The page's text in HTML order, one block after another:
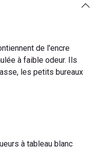
de l'encre
à faible odeur. Ils
les petits bureaux
à tableau blanc